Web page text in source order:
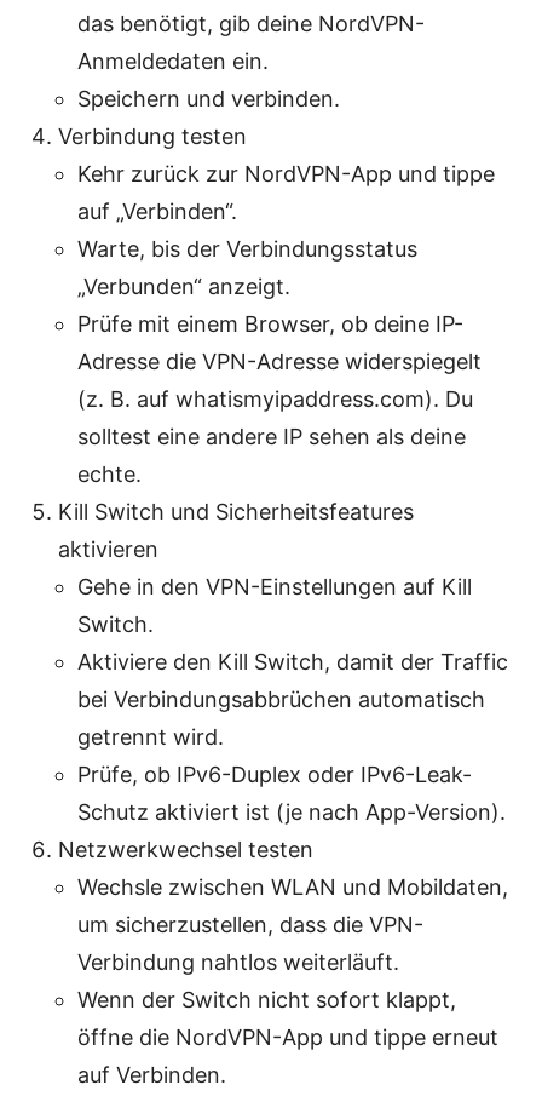
das benötigt, gib deine NordVPN-
Anmeldedaten ein.
Speichern und verbinden.
Verbindung testen
Kehr zurück zur NordVPN-App und tippe
auf „Verbinden“.
Warte, bis der Verbindungsstatus
„Verbunden“ anzeigt.
Prüfe mit einem Browser, ob deine IP-
Adresse die VPN-Adresse widerspiegelt
(z. B. auf whatismyipaddress.com). Du
solltest eine andere IP sehen als deine
echte.
Kill Switch und Sicherheitsfeatures
aktivieren
Gehe in den VPN-Einstellungen auf Kill
Switch.
Aktiviere den Kill Switch, damit der Traffic
bei Verbindungsabbrüchen automatisch
getrennt wird.
Prüfe, ob IPv6-Duplex oder IPv6-Leak-
Schutz aktiviert ist (je nach App-Version).
Netzwerkwechsel testen
Wechsle zwischen WLAN und Mobildaten,
um sicherzustellen, dass die VPN-
Verbindung nahtlos weiterläuft.
Wenn der Switch nicht sofort klappt,
öffne die NordVPN-App und tippe erneut
auf Verbinden.